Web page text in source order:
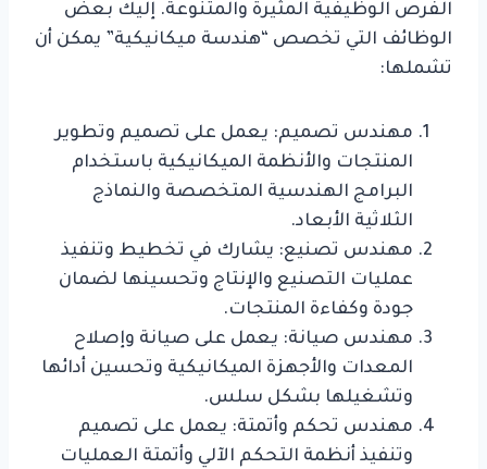
الفرص الوظيفية المثيرة والمتنوعة. إليك بعض
الوظائف التي تخصص “هندسة ميكانيكية” يمكن أن
تشملها:
مهندس تصميم: يعمل على تصميم وتطوير
المنتجات والأنظمة الميكانيكية باستخدام
البرامج الهندسية المتخصصة والنماذج
الثلاثية الأبعاد.
مهندس تصنيع: يشارك في تخطيط وتنفيذ
عمليات التصنيع والإنتاج وتحسينها لضمان
جودة وكفاءة المنتجات.
مهندس صيانة: يعمل على صيانة وإصلاح
المعدات والأجهزة الميكانيكية وتحسين أدائها
وتشغيلها بشكل سلس.
مهندس تحكم وأتمتة: يعمل على تصميم
وتنفيذ أنظمة التحكم الآلي وأتمتة العمليات